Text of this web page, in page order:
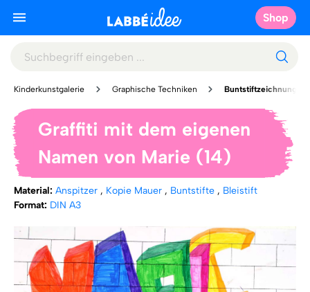
Shop
Kinderkunstgalerie Graphische Techniken Buntstiftzeichnung
Graffiti mit dem eigenen
Namen von Marie (14)
Material: Anspitzer , Kopie Mauer , Buntstifte , Bleistift
Format: DIN A3